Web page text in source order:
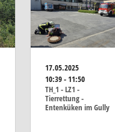
17.05.2025
10:39 - 11:50
TH_1 - LZ1 -
Tierrettung -
Entenküken im Gully